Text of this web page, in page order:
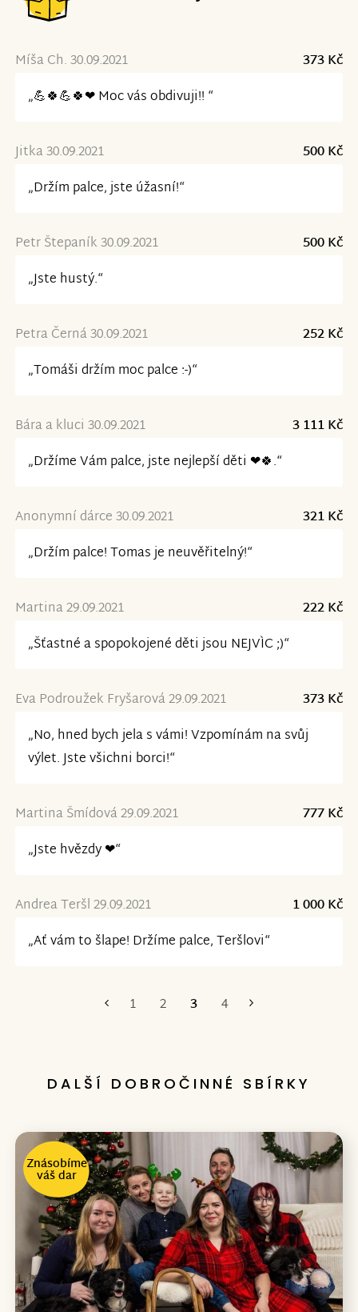
Míša Ch. 30.09.2021
373 Kč
„💪🍀💪🍀❤ Moc vás obdivuji!! “
Jitka 30.09.2021
500 Kč
„Držím palce, jste úžasní!“
Petr Štepaník 30.09.2021
500 Kč
„Jste hustý.“
Petra Černá 30.09.2021
252 Kč
„Tomáši držím moc palce :-)“
Bára a kluci 30.09.2021
3 111 Kč
„Držíme Vám palce, jste nejlepší děti ❤🍀.“
Anonymní dárce 30.09.2021
321 Kč
„Držím palce! Tomas je neuvěřitelný!“
Martina 29.09.2021
222 Kč
„Šťastné a spopokojené děti jsou NEJVÌC ;)“
Eva Podroužek Fryšarová 29.09.2021
373 Kč
„No, hned bych jela s vámi! Vzpomínám na svůj
výlet. Jste všichni borci!“
Martina Šmídová 29.09.2021
777 Kč
„Jste hvězdy ❤“
Andrea Teršl 29.09.2021
1 000 Kč
„Ať vám to šlape! Držíme palce, Teršlovi“
1 2 3 4
DALŠÍ DOBROČINNÉ SBÍRKY
Znásobíme
váš dar